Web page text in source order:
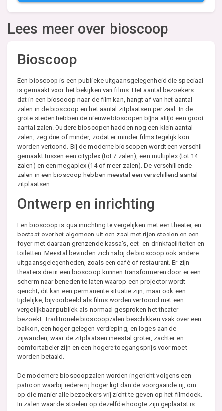
Lees meer over bioscoop
Bioscoop
Een bioscoop is een publieke uitgaansgelegenheid die speciaal
is gemaakt voor het bekijken van films. Het aantal bezoekers
dat in een bioscoop naar de film kan, hangt af van het aantal
zalen in de bioscoop en het aantal zitplaatsen per zaal. In de
grote steden hebben de nieuwe bioscopen bijna altijd een groot
aantal zalen. Oudere bioscopen hadden nog een klein aantal
zalen, zeg drie of minder, zodat er minder films tegelijk kon
worden vertoond. Bij de moderne bioscopen wordt een verschil
gemaakt tussen een cityplex (tot 7 zalen), een multiplex (tot 14
zalen) en een megaplex (14 of meer zalen). De verschillende
zalen in een bioscoop hebben meestal een verschillend aantal
zitplaatsen.
Ontwerp en inrichting
Een bioscoop is qua inrichting te vergelijken met een theater, en
bestaat over het algemeen uit een zaal met rijen stoelen en een
foyer met daaraan grenzende kassa's, eet- en drinkfaciliteiten en
toiletten. Meestal bevinden zich nabij de bioscoop ook andere
uitgaansgelegenheden, zoals een café of restaurant. Er zijn
theaters die in een bioscoop kunnen transformeren door er een
scherm naar beneden te laten waarop een projector wordt
gericht; dit kan een permanente situatie zijn, maar ook een
tijdelijke, bijvoorbeeld als films worden vertoond met een
vergelijkbaar publiek als normaal gesproken het theater
bezoekt. Traditionele bioscoopzalen beschikken vaak over een
balkon, een hoger gelegen verdieping, en loges aan de
zijwanden, waar de zitplaatsen meestal groter, zachter en
comfortabeler zijn en een hogere toegangsprijs voor moet
worden betaald.
De modernere bioscoopzalen worden ingericht volgens een
patroon waarbij iedere rij hoger ligt dan de voorgaande rij, om
op die manier alle bezoekers vrij zicht te geven op het filmdoek.
In zalen waar de stoelen op dezelfde hoogte zijn geplaatst is